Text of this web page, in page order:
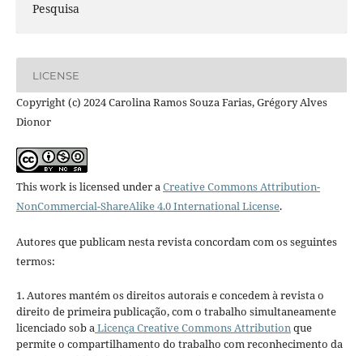
Pesquisa
LICENSE
Copyright (c) 2024 Carolina Ramos Souza Farias, Grégory Alves
Dionor
This work is licensed under aCreative Commons Attribution-
NonCommercial-ShareAlike 4.0 International License.
Autores que publicam nesta revista concordam com os seguintes
termos:
1. Autores mantém os direitos autorais e concedem à revista o
direito de primeira publicação, com o trabalho simultaneamente
licenciado sob aLicença Creative Commons Attributionque
permite o compartilhamento do trabalho com reconhecimento da